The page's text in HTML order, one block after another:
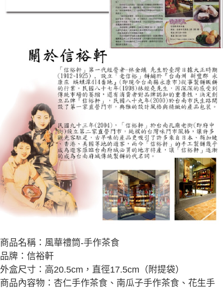
商品名稱：風華禮筒-手作茶食
品牌：信裕軒
外盒尺寸：高20.5cm，直徑17.5cm（附提袋）
商品內容物：杏仁手作茶食、南瓜子手作茶食、花生手